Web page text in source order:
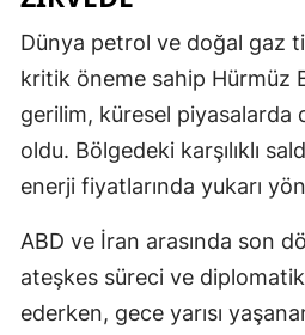
Dünya petrol ve doğal gaz
kritik öneme sahip Hürmüz
gerilim, küresel piyasalarda
oldu. Bölgedeki karşılıklı
enerji fiyatlarında yukarı
ABD ve İran arasında son
ateşkes süreci ve
ederken, gece yarısı